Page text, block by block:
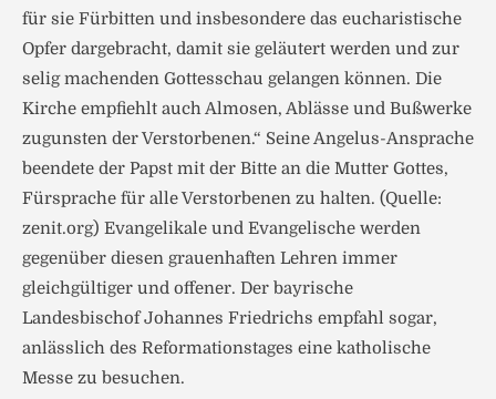
für sie Fürbitten und insbesondere das eucharistische
Opfer dargebracht, damit sie geläutert werden und zur
selig machenden Gottesschau gelangen können. Die
Kirche empfiehlt auch Almosen, Ablässe und Bußwerke
zugunsten der Verstorbenen.“ Seine Angelus-Ansprache
beendete der Papst mit der Bitte an die Mutter Gottes,
Fürsprache für alle Verstorbenen zu halten. (Quelle:
zenit.org) Evangelikale und Evangelische werden
gegenüber diesen grauenhaften Lehren immer
gleichgültiger und offener. Der bayrische
Landesbischof Johannes Friedrichs empfahl sogar,
anlässlich des Reformationstages eine katholische
Messe zu besuchen.